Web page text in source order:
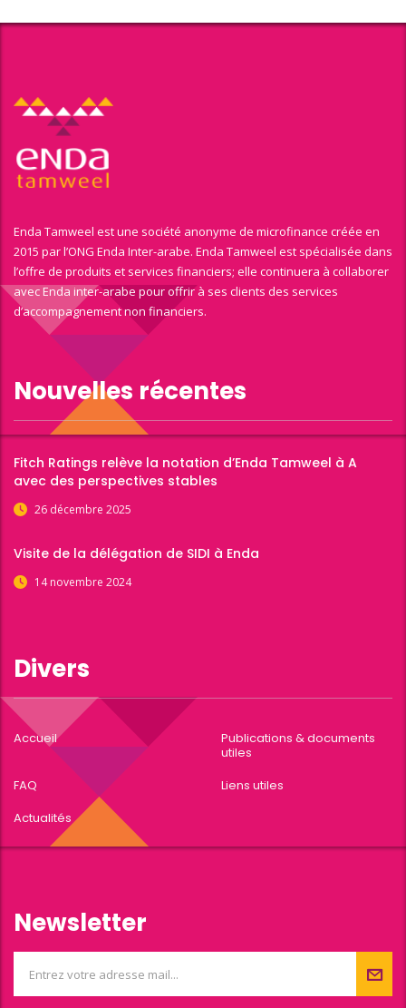
Enda Tamweel est une société anonyme de microfinance créée en
2015 par l’ONG Enda Inter-arabe. Enda Tamweel est spécialisée dans
l’offre de produits et services financiers; elle continuera à collaborer
avec Enda inter-arabe pour offrir à ses clients des services
d’accompagnement non financiers.
Nouvelles récentes
Fitch Ratings relève la notation d’Enda Tamweel à A
avec des perspectives stables
26 décembre 2025
Visite de la délégation de SIDI à Enda
14 novembre 2024
Divers
Accueil
Publications & documents
utiles
FAQ
Liens utiles
Actualités
Newsletter